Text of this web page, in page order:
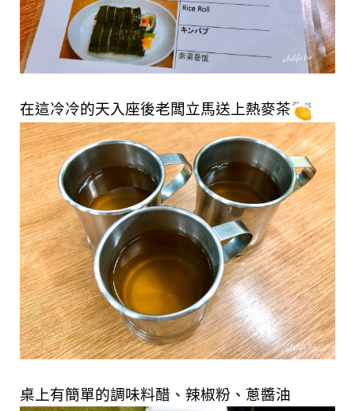
在這冷冷的天入座後老闆立馬送上熱麥茶
桌上有簡單的調味料醋、辣椒粉、蔥醬油